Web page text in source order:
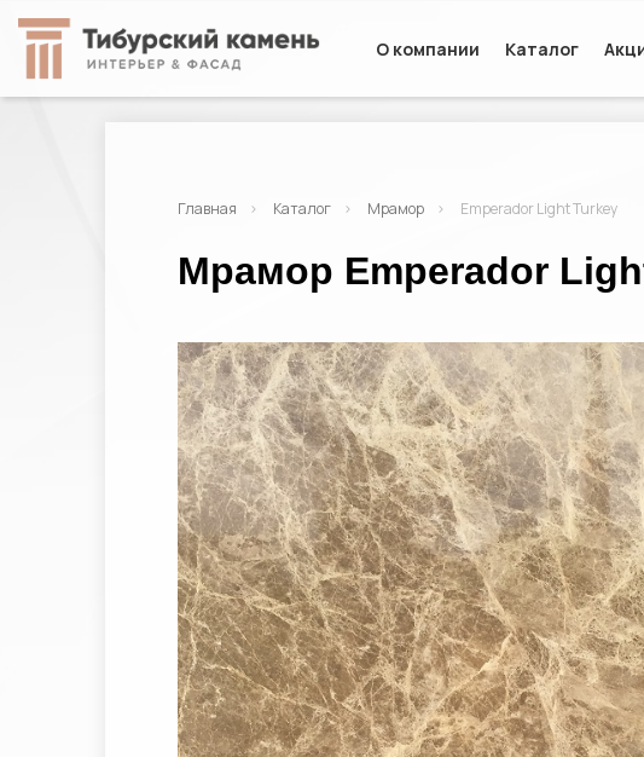
О компании Каталог
Главная Каталог Мрамор Emperador Light Turkey
Мрамор Emperador